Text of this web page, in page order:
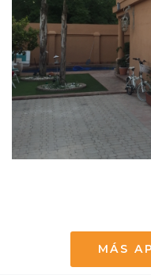
MÁS